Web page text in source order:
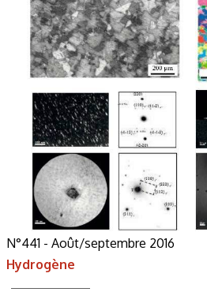
N°441 - Août/septembre 2016
Hydrogène